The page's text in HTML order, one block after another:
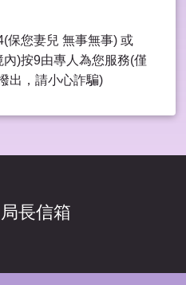
保您妻兒 無事無事) 或
內)按9由專⼈為您服務(僅
出，請⼩⼼詐騙)
局長信箱